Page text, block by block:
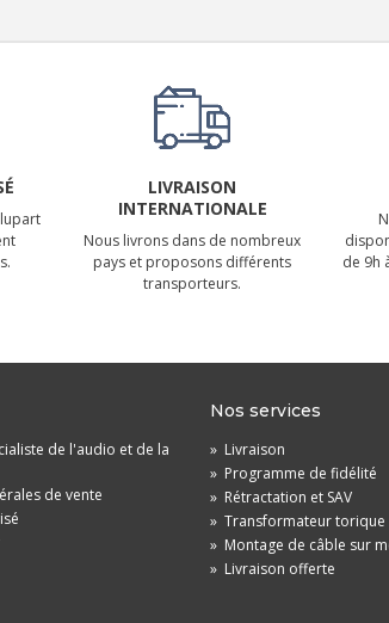
LIVRAISON
INTERNATIONALE
Nous livrons dans de nombreux
pays et proposons différents
transporteurs.
de 9h
de l'audio et de la
de vente
Nos services
» Livraison
» Programme de fidélité
» Rétractation et SAV
» Transformateur torique
» Montage de câble sur
» Livraison offerte